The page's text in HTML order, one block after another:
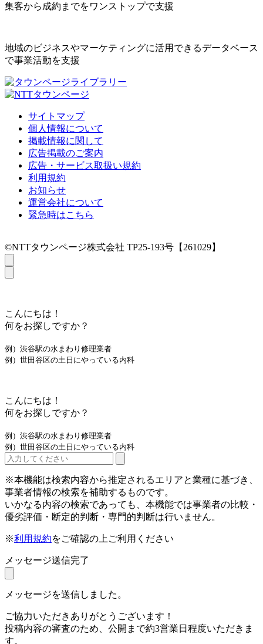
集客から成約までをワンストップで支援
地域のビジネスやマーケティングに活用できるデータベース
で事業活動を支援
サイトマップ
個人情報について
掲載情報に関して
広告掲載のご案内
広告・サービス取扱い規約
利用規約
お知らせ
運営会社について
緊急時はこちら
©NTTタウンページ株式会社 TP25-193号【261029】
こんにちは！
何をお探しですか？
例）渋谷駅の水まわり修理業者
例）世田谷区の土日にやっている内科
こんにちは！
何をお探しですか？
例）渋谷駅の水まわり修理業者
例）世田谷区の土日にやっている内科
※本機能は検索内容から推定されるエリアと業種に基づき、
事業者情報の検索を補助するものです。
いかなる内容の検索であっても、本機能では事業者の比較・
優劣評価・断定的判断・専門的判断は行いません。
※利用規約をご確認の上ご利用ください
メッセージ送信完了
メッセージを送信しました。
ご協力いただきありがとうございます！
投稿内容の審査のため、公開まで約3営業日程度いただきま
す。